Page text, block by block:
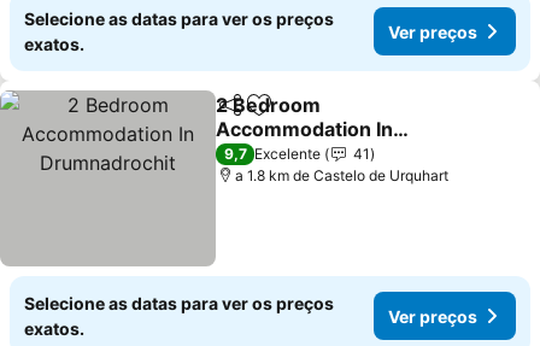
Selecione as datas para ver os preços
exatos.
Ver preços
PartilharAdicionar aos favoritos
2 Bedroom
Accommodation In
Drumnadrochit
Ver preços
9,7 Excelente
41
a 1.8 km de Castelo de Urquhart
Selecione as datas para ver os preços
exatos.
Ver preços